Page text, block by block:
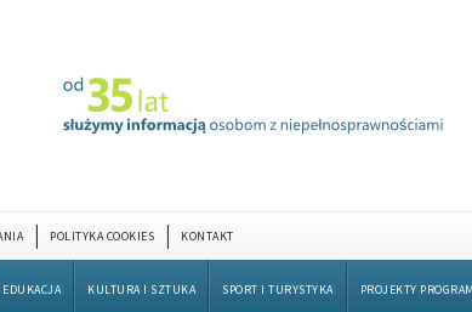
POLITYKA COOKIES KONTAKT
EDUKACJA KULTURA I SZTUKA SPORT I TURYSTYKA PROJEKTY